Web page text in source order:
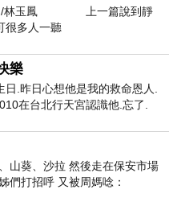
文/林玉鳳 上一篇說到靜
很多人一聽
樂
.昨日心想他是我的救命恩人.
在台北行天宮認識他.忘了.
學
山葵、沙拉 然後走在保安市場
們打招呼 又被周媽唸：